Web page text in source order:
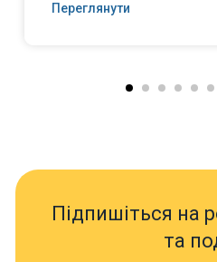
Переглянути
Підпишіться на
та